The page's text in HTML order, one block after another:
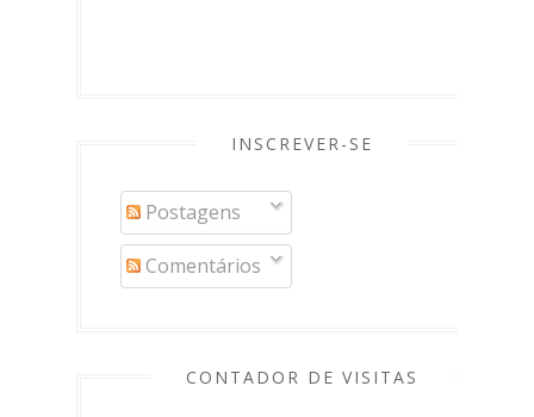
INSCREVER-SE
Postagens
Comentários
CONTADOR DE VISITAS